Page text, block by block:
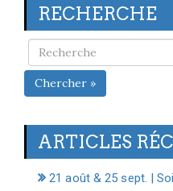
RECHERCHE
Chercher »
ARTICLES
21 août & 25 sept. |